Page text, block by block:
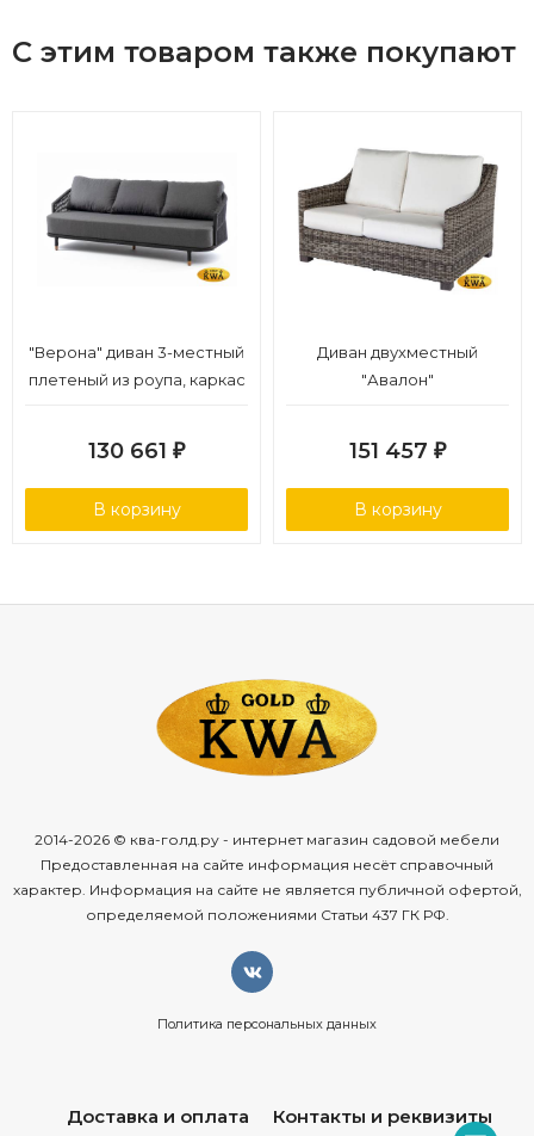
С этим товаром также покупают
"Верона" диван 3-местный
плетеный из роупа, каркас
темно-серый круглый,
ткань темно-серая 027
130 661 ₽
В корзину
Диван двухместный
"Авалон"
151 457 ₽
В корзину
2014-2026 © ква-голд.ру - интернет магазин садовой мебели
Предоставленная на сайте информация несёт справочный
характер. Информация на сайте не является публичной офертой,
определяемой положениями Статьи 437 ГК РФ.
Политика персональных данных
Доставка и оплата Контакты и реквизиты